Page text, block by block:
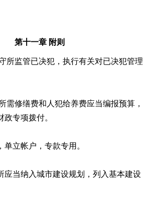
第十一章 附则
监管已决犯，执行有关对已决犯管理
需修缮费和人犯给养费应当编报预算，
专项拨付。
立帐户，专款专用。
应当纳入城市建设规划，列入基本建设